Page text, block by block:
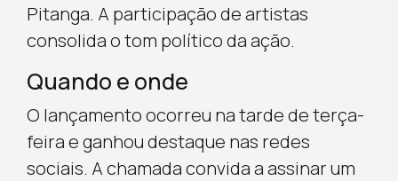
Pitanga. A participação de artistas
consolida o tom político da ação.
Quando e onde
O lançamento ocorreu na tarde de terça-
feira e ganhou destaque nas redes
sociais. A chamada convida a assinar um